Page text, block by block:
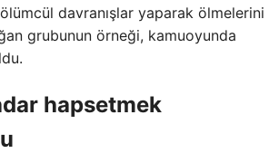
davranışlar yaparak ölmelerini
grubunun örneği, kamuoyunda
hapsetmek